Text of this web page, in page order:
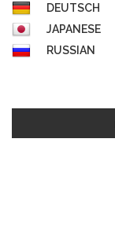
DEUTSCH
JAPANESE
RUSSIAN